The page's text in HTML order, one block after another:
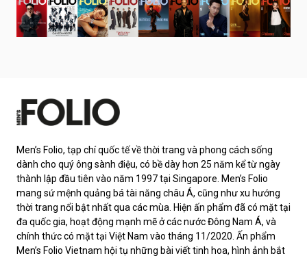
Men’s Folio, tạp chí quốc tế về thời trang và phong cách sống
dành cho quý ông sành điệu, có bề dày hơn 25 năm kể từ ngày
thành lập đầu tiên vào năm 1997 tại Singapore. Men’s Folio
mang sứ mệnh quảng bá tài năng châu Á, cũng như xu hướng
thời trang nổi bật nhất qua các mùa. Hiện ấn phẩm đã có mặt tại
đa quốc gia, hoạt động mạnh mẽ ở các nước Đông Nam Á, và
chính thức có mặt tại Việt Nam vào tháng 11/2020. Ấn phẩm
Men’s Folio Vietnam hội tụ những bài viết tinh hoa, hình ảnh bắt